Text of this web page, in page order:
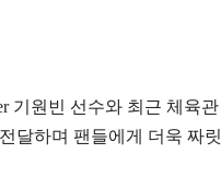
기원빈 선수와 최근 체육관
달하며 팬들에게 더욱 짜릿